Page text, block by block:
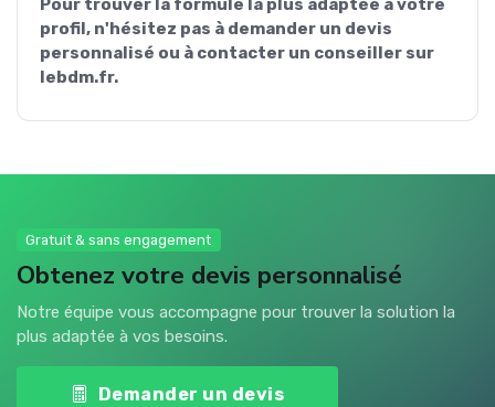
Pour trouver la formule la plus adaptée à votre
profil, n'hésitez pas à demander un devis
personnalisé ou à contacter un conseiller sur
lebdm.fr.
Gratuit & sans engagement
Obtenez votre devis personnalisé
Notre équipe vous accompagne pour trouver la solution la
plus adaptée à vos besoins.
Demander un devis